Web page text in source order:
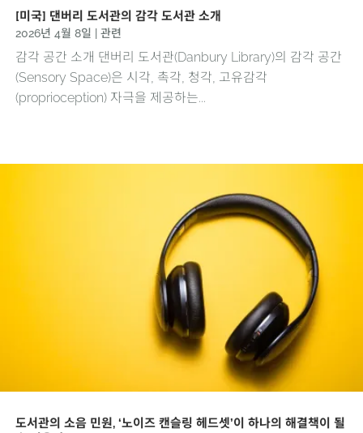
[미국] 댄버리 도서관의 감각 도서관 소개
2026년 4월 8일 관련
감각 공간 소개 댄버리 도서관(Danbury Library)의 감각 공간
(Sensory Space)은 시각, 촉각, 청각, 고유감각
(proprioception) 자극을 제공하는...
도서관의 소음 민원, ‘노이즈 캔슬링 헤드셋’이 하나의 해결책이 될